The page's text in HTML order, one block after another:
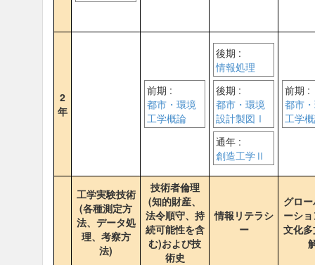
2
年
前期 :
都市・環境
工学概論
後期 :
情報処理
後期 :
都市・環境
設計製図Ⅰ
通年 :
創造工学Ⅱ
前期 :
都市
工学
工学実験技術
(各種測定方
法、データ処
理、考察方
法)
技術者倫理
(知的財産、
法令順守、持
続可能性を含
む)および技
術史
情報リテラシ
ー
グロ
ーシ
文化